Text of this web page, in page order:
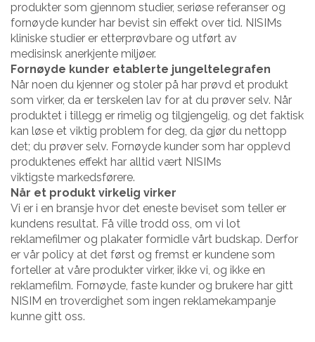
produkter som gjennom studier, seriøse referanser og
fornøyde kunder har bevist sin effekt over tid. NISIMs
kliniske studier er etterprøvbare og utført av
medisinsk anerkjente miljøer.
Fornøyde kunder etablerte jungeltelegrafen
Når noen du kjenner og stoler på har prøvd et produkt
som virker, da er terskelen lav for at du prøver selv. Når
produktet i tillegg er rimelig og tilgjengelig, og det faktisk
kan løse et viktig problem for deg, da gjør du nettopp
det; du prøver selv. Fornøyde kunder som har opplevd
produktenes effekt har alltid vært NISIMs
viktigste markedsførere.
Når et produkt virkelig virker
Vi er i en bransje hvor det eneste beviset som teller er
kundens resultat. Få ville trodd oss, om vi lot
reklamefilmer og plakater formidle vårt budskap. Derfor
er vår policy at det først og fremst er kundene som
forteller at våre produkter virker, ikke vi, og ikke en
reklamefilm. Fornøyde, faste kunder og brukere har gitt
NISIM en troverdighet som ingen reklamekampanje
kunne gitt oss.